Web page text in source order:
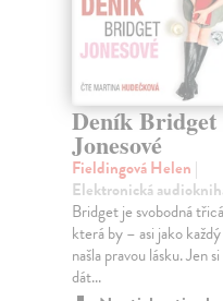
Deník Bridget
Jonesové
Fieldingová Helen |
Elektronická
Bridget je svobodná
která by – asi jako
našla pravou lásku. Jen
dát...